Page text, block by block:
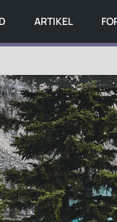
ARTIKEL